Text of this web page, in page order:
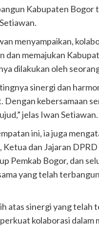
Kabupaten Bogor
menyampaikan,
dan memajukan
dilakukan oleh
sinergi dan
Dengan kebersamaan
jelas Iwan Setiawan.
ini, ia juga
Ketua dan Jajaran
Pemkab Bogor, dan
yang telah
atas sinergi yang telah
kolaborasi dalam